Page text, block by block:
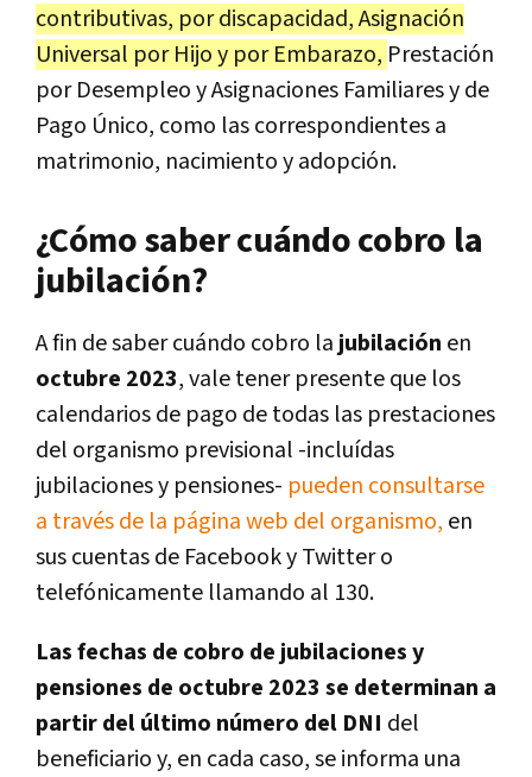
contributivas, por discapacidad, Asignación
Universal por Hijo y por Embarazo, Prestación
por Desempleo y Asignaciones Familiares y de
Pago Único, como las correspondientes a
matrimonio, nacimiento y adopción.
¿Cómo saber cuándo cobro la
jubilación?
A fin de saber cuándo cobro la jubilación en
octubre 2023, vale tener presente que los
calendarios de pago de todas las prestaciones
del organismo previsional -incluídas
jubilaciones y pensiones- pueden consultarse
a través de la página web del organismo, en
sus cuentas de Facebook y Twitter o
telefónicamente llamando al 130.
Las fechas de cobro de jubilaciones y
pensiones de octubre 2023 se determinan a
partir del último número del DNI del
beneficiario y, en cada caso, se informa una